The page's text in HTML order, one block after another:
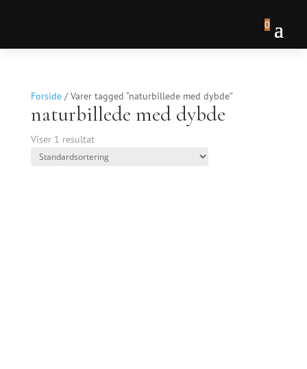
0
Forside/ Varer tagged “naturbillede med dybde”
naturbillede med dybde
Viser 1 resultat